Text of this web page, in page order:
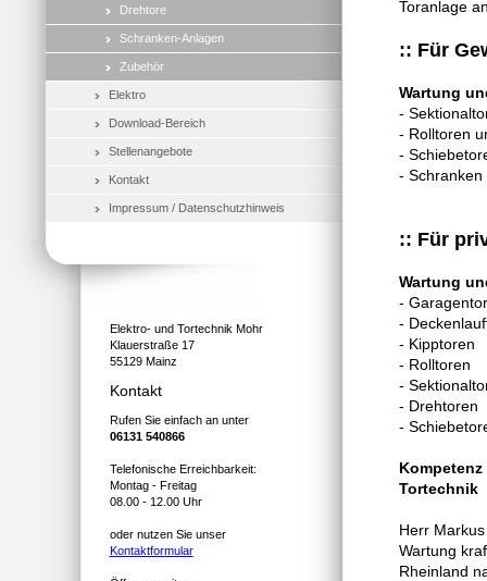
Toranlage
:: Für
Wartung
-
- Rolltoren
-
-
:: Für
Wartung
-
-
- Kipptoren
- Rolltoren
-
- Drehtoren
-
Tortechnik
Herr
Wartung
Rheinland
Drehtore
Schranken-Anlagen
Zubehör
Elektro
Download-Bereich
Stellenangebote
Kontakt
Impressum / Datenschutzhinweis
Elektro- und Tortechnik Mohr
Klauerstraße 17
55129 Mainz
Kontakt
Rufen Sie einfach an unter
06131 540866
Telefonische Erreichbarkeit:
Montag - Freitag
08.00 - 12.00 Uhr
oder nutzen Sie unser
Kontaktformular